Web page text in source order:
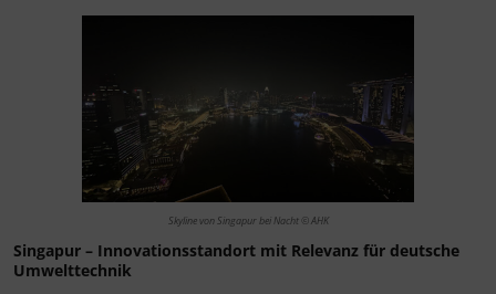
Skyline von Singapur bei Nacht © AHK
Singapur – Innovationsstandort mit Relevanz für deutsche
Umwelttechnik